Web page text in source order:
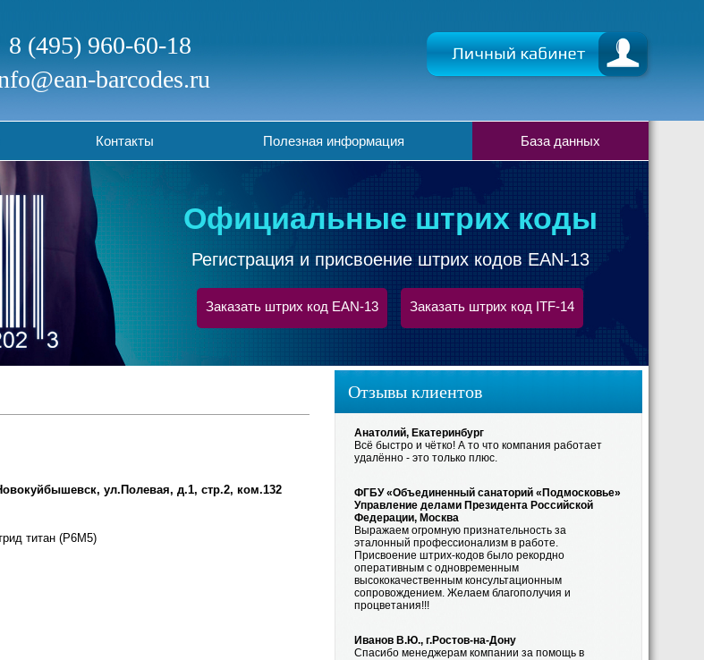
8 (495) 960-60-18
barcodes.ru
Контакты Полезная информация База данных
Официальные штрих коды
Регистрация и присвоение штрих кодов EAN-13
Заказать штрих код EAN-13 Заказать штрих код ITF-14
ул.Полевая, д.1, стр.2, ком.132
титан (Р6М5)
Отзывы клиентов
Анатолий, Екатеринбург
Всё быстро и чётко! А то что компания работает
удалённо - это только плюс.
ФГБУ «Объединенный санаторий «Подмосковье»
Управление делами Президента Российской
Федерации, Москва
Выражаем огромную признательность за
эталонный профессионализм в работе.
Присвоение штрих-кодов было рекордно
оперативным с одновременным
высококачественным консультационным
сопровождением. Желаем благополучия и
процветания!!!
Иванов В.Ю., г.Ростов-на-Дону
Спасибо менеджерам компании за помощь в